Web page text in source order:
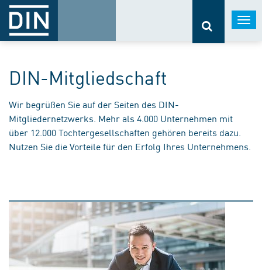
DIN-Mitgliedschaft
Wir begrüßen Sie auf der Seiten des DIN-
Mitgliedernetzwerks. Mehr als 4.000 Unternehmen mit
über 12.000 Tochtergesellschaften gehören bereits dazu.
Nutzen Sie die Vorteile für den Erfolg Ihres Unternehmens.